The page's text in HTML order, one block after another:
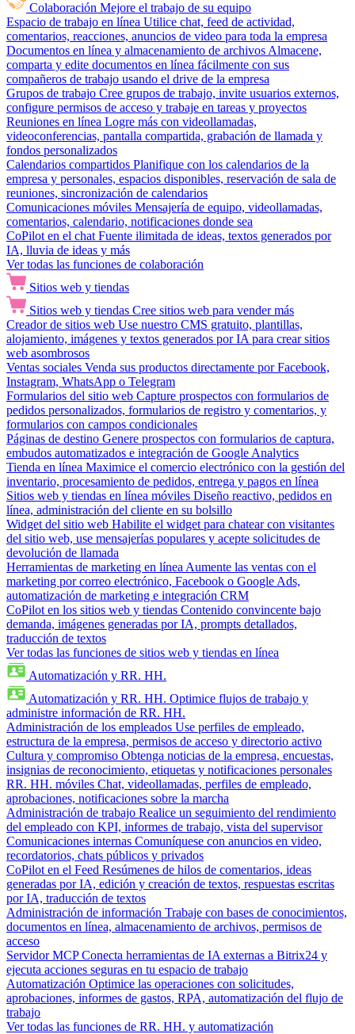
Colaboración Mejore el trabajo de su equipo
Espacio de trabajo en línea Utilice chat, feed de actividad,
comentarios, reacciones, anuncios de video para toda la empresa
Documentos en línea y almacenamiento de archivos Almacene,
comparta y edite documentos en línea fácilmente con sus
compañeros de trabajo usando el drive de la empresa
Grupos de trabajo Cree grupos de trabajo, invite usuarios externos,
configure permisos de acceso y trabaje en tareas y proyectos
Reuniones en línea Logre más con videollamadas,
videoconferencias, pantalla compartida, grabación de llamada y
fondos personalizados
Calendarios compartidos Planifique con los calendarios de la
empresa y personales, espacios disponibles, reservación de sala de
reuniones, sincronización de calendarios
Comunicaciones móviles Mensajería de equipo, videollamadas,
comentarios, calendario, notificaciones donde sea
CoPilot en el chat Fuente ilimitada de ideas, textos generados por
IA, lluvia de ideas y más
Ver todas las funciones de colaboración
Sitios web y tiendas
Sitios web y tiendas Cree sitios web para vender más
Creador de sitios web Use nuestro CMS gratuito, plantillas,
alojamiento, imágenes y textos generados por IA para crear sitios
web asombrosos
Ventas sociales Venda sus productos directamente por Facebook,
Instagram, WhatsApp o Telegram
Formularios del sitio web Capture prospectos con formularios de
pedidos personalizados, formularios de registro y comentarios, y
formularios con campos condicionales
Páginas de destino Genere prospectos con formularios de captura,
embudos automatizados e integración de Google Analytics
Tienda en línea Maximice el comercio electrónico con la gestión del
inventario, procesamiento de pedidos, entrega y pagos en línea
Sitios web y tiendas en línea móviles Diseño reactivo, pedidos en
línea, administración del cliente en su bolsillo
Widget del sitio web Habilite el widget para chatear con visitantes
del sitio web, use mensajerías populares y acepte solicitudes de
devolución de llamada
Herramientas de marketing en línea Aumente las ventas con el
marketing por correo electrónico, Facebook o Google Ads,
automatización de marketing e integración CRM
CoPilot en los sitios web y tiendas Contenido convincente bajo
demanda, imágenes generadas por IA, prompts detallados,
traducción de textos
Ver todas las funciones de sitios web y tiendas en línea
Automatización y RR. HH.
Automatización y RR. HH. Optimice flujos de trabajo y
administre información de RR. HH.
Administración de los empleados Use perfiles de empleado,
estructura de la empresa, permisos de acceso y directorio activo
Cultura y compromiso Obtenga noticias de la empresa, encuestas,
insignias de reconocimiento, etiquetas y notificaciones personales
RR. HH. móviles Chat, videollamadas, perfiles de empleado,
aprobaciones, notificaciones sobre la marcha
Administración de trabajo Realice un seguimiento del rendimiento
del empleado con KPI, informes de trabajo, vista del supervisor
Comunicaciones internas Comuníquese con anuncios en video,
recordatorios, chats públicos y privados
CoPilot en el Feed Resúmenes de hilos de comentarios, ideas
generadas por IA, edición y creación de textos, respuestas escritas
por IA, traducción de textos
Administración de información Trabaje con bases de conocimientos,
documentos en línea, almacenamiento de archivos, permisos de
acceso
Servidor MCP Conecta herramientas de IA externas a Bitrix24 y
ejecuta acciones seguras en tu espacio de trabajo
Automatización Optimice las operaciones con solicitudes,
aprobaciones, informes de gastos, RPA, automatización del flujo de
trabajo
Ver todas las funciones de RR. HH. y automatización